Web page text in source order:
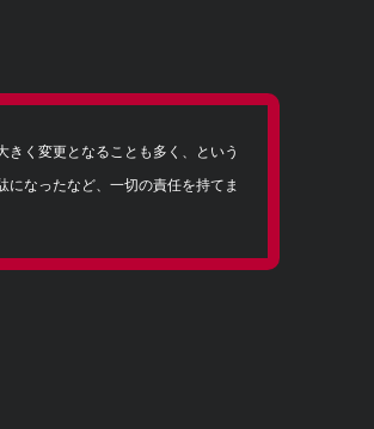
く変更となることも多く、という
なったなど、一切の責任を持てま